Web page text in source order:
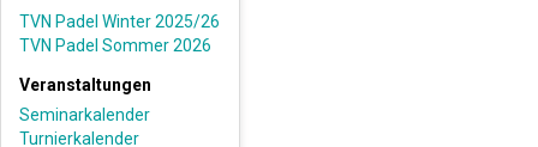
TVN Padel Winter 2025/26
TVN Padel Sommer 2026
Veranstaltungen
Seminarkalender
Turnierkalender